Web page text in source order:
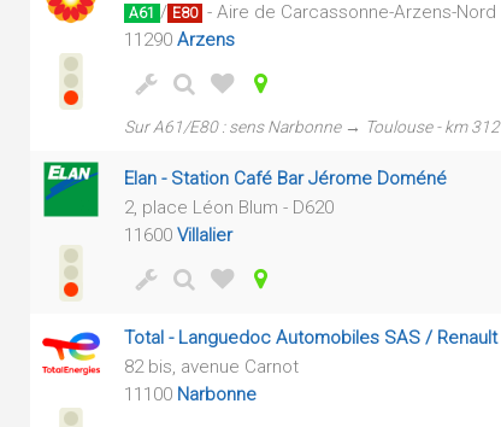
A61 / E80 - Aire de Carcassonne-Arzens-Nord
11290 Arzens
Sur A61/E80 : sens Narbonne → Toulouse - km 312
Elan - Station Café Bar Jérome Doméné
2, place Léon Blum - D620
11600 Villalier
Total - Languedoc Automobiles SAS / Renault
82 bis, avenue Carnot
11100 Narbonne